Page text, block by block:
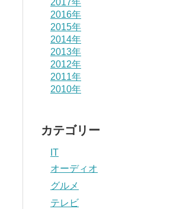
2017年
2016年
2015年
2014年
2013年
2012年
2011年
2010年
カテゴリー
IT
オーディオ
グルメ
テレビ